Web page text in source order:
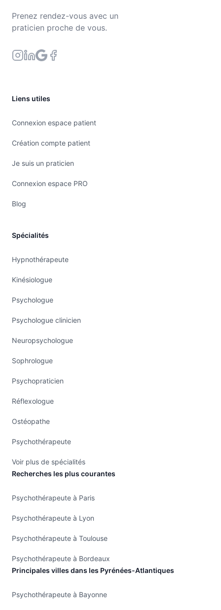
Prenez rendez-vous avec un
praticien proche de vous.
Liens utiles
Connexion espace patient
Création compte patient
Je suis un praticien
Connexion espace PRO
Blog
Spécialités
Hypnothérapeute
Kinésiologue
Psychologue
Psychologue clinicien
Neuropsychologue
Sophrologue
Psychopraticien
Réflexologue
Ostéopathe
Psychothérapeute
Voir plus de spécialités
Recherches les plus courantes
Psychothérapeute à Paris
Psychothérapeute à Lyon
Psychothérapeute à Toulouse
Psychothérapeute à Bordeaux
Principales villes dans les Pyrénées-Atlantiques
Psychothérapeute à Bayonne